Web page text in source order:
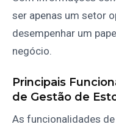
ser apenas um setor
desempenhar um
negócio.
Principais
de Gestão de
As funcionalidades